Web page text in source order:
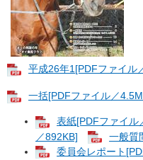
平成26年1[PDFファイル
一括[PDFファイル／
表紙[PDFファイル
／892KB]
一般質
委員会レポート